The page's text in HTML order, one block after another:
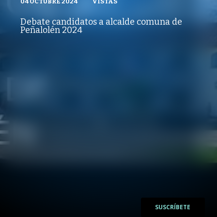
POLÍTICAS PÚBLICAS 04 OCTUBRE 2024
REPRODUCCIONES
VISTAS
Debate candidatos a alcalde comuna de
Peñalolén 2024
SUSCRÍBETE
VISTAS